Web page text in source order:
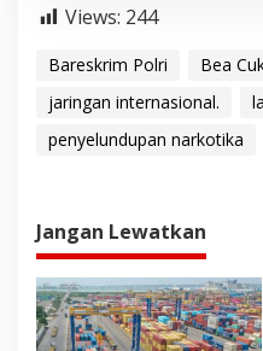
Views: 244
Bareskrim Polri Bea
jaringan internasional.
penyelundupan narkotika
Jangan Lewatkan